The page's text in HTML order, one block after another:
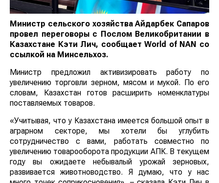
Министр сельского хозяйства Айдарбек Сапаров
провел переговоры с Послом Великобритании в
Казахстане Кэти Лич, сообщает World of NAN со
ссылкой на Минсельхоз.
Министр предложил активизировать работу по
увеличению торговли зерном, мясом и мукой. По его
словам, Казахстан готов расширить номенклатуры
поставляемых товаров.
«Учитывая, что у Казахстана имеется большой опыт в
аграрном секторе, мы хотели бы углубить
сотрудничество с вами, работать совместно по
увеличению товарооборота продукции АПК. В
текущем году вы ожидаете небывалый урожай
зерновых, развивается животноводство. Я думаю, что